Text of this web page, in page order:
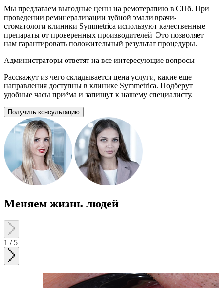
Мы предлагаем выгодные цены на ремотерапию в СПб. При
проведении реминерализации зубной эмали врачи-
стоматологи клиники Symmetrica используют качественные
препараты от проверенных производителей. Это позволяет
нам гарантировать положительный результат процедуры.
Администраторы ответят на все интересующие вопросы
Расскажут из чего складывается цена услуги, какие еще
направления доступны в клинике Symmetrica. Подберут
удобные часы приёма и запишут к нашему специалисту.
Получить консультацию
Меняем жизнь людей
1 / 5